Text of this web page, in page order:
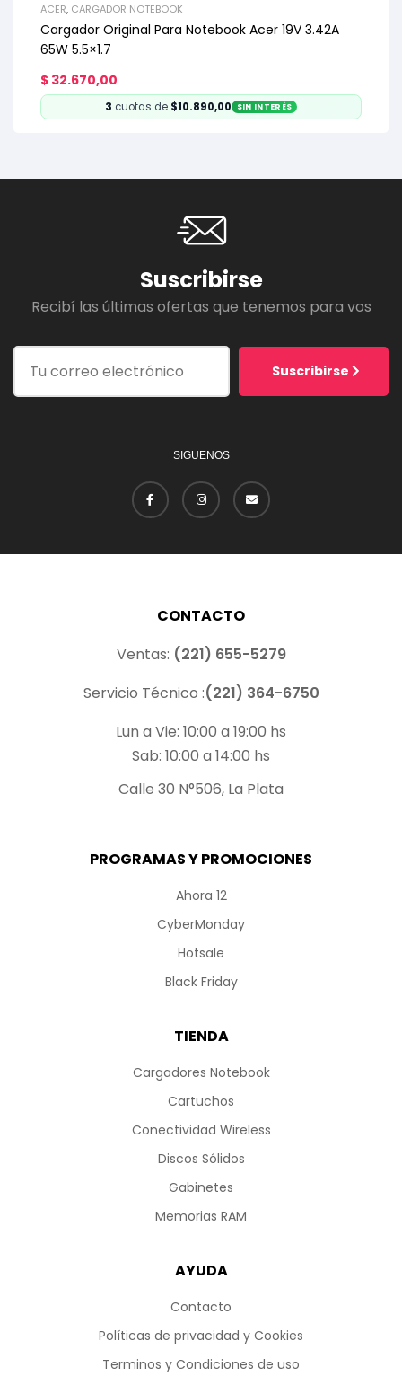
ACER, CARGADOR NOTEBOOK
Cargador Original Para Notebook Acer 19V 3.42A
65W 5.5×1.7
$ 32.670,00
3 cuotas de $10.890,00 SIN INTERÉS
Suscribirse
Recibí las últimas ofertas que tenemos para vos
Suscribirse
SIGUENOS
PROGRAMAS Y PROMOCIONES
Ahora 12
CyberMonday
Hotsale
Black Friday
TIENDA
Cargadores Notebook
Cartuchos
Conectividad Wireless
Discos Sólidos
Gabinetes
Memorias RAM
AYUDA
Contacto
Políticas de privacidad y Cookies
Terminos y Condiciones de uso
CONTACTO
Ventas: (221) 655-5279
Servicio Técnico :(221) 364-6750
Lun a Vie: 10:00 a 19:00 hs
Sab: 10:00 a 14:00 hs
Calle 30 N°506, La Plata